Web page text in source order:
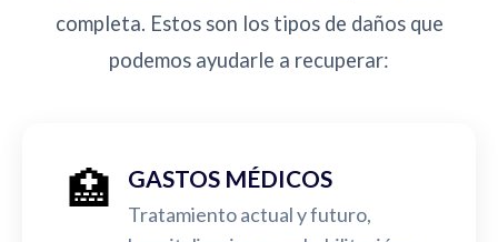
completa. Estos son los tipos de daños que
podemos ayudarle a recuperar:
🏥 GASTOS MÉDICOS
Tratamiento actual y futuro,